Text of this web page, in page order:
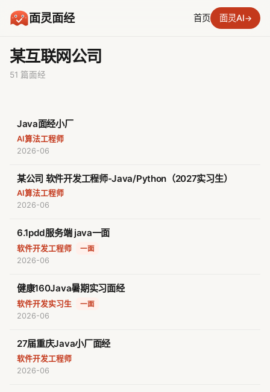
面灵面经 首页 面灵AI→
某互联网公司
51 篇面经
Java面经小厂
AI算法工程师
2026-06
某公司 软件开发工程师-Java/Python（2027实习生）
AI算法工程师
2026-06
6.1pdd服务端 java一面
软件开发工程师 一面
2026-06
健康160Java暑期实习面经
软件开发实习生 一面
2026-06
27届重庆Java小厂面经
软件开发工程师
2026-06